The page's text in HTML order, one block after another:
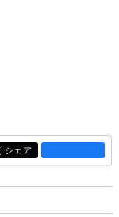
entry3702
シェア